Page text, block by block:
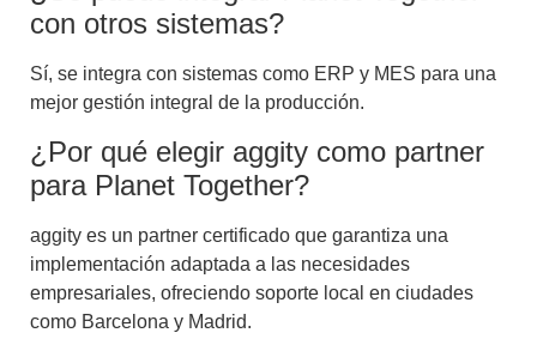
con otros sistemas?
Sí, se integra con sistemas como ERP y MES para una
mejor gestión integral de la producción.
¿Por qué elegir aggity como partner
para Planet Together?
aggity es un partner certificado que garantiza una
implementación adaptada a las necesidades
empresariales, ofreciendo soporte local en ciudades
como Barcelona y Madrid.